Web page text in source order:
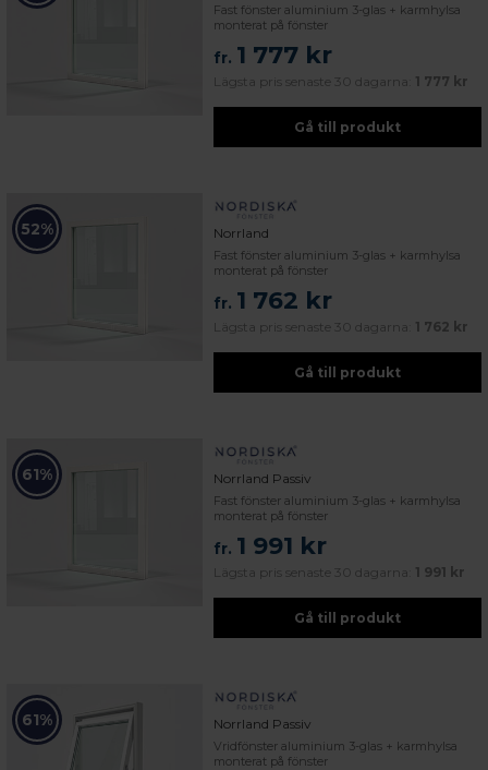
Fast fönster aluminium 3-glas + karmhylsa
monterat på fönster
fr. 1 777 kr
Lägsta pris senaste 30 dagarna: 1 777 kr
Gå till produkt
52% Norrland
Fast fönster aluminium 3-glas + karmhylsa
monterat på fönster
fr. 1 762 kr
Lägsta pris senaste 30 dagarna: 1 762 kr
Gå till produkt
61% Norrland Passiv
Fast fönster aluminium 3-glas + karmhylsa
monterat på fönster
fr. 1 991 kr
Lägsta pris senaste 30 dagarna: 1 991 kr
Gå till produkt
61% Norrland Passiv
Vridfönster aluminium 3-glas + karmhylsa
monterat på fönster